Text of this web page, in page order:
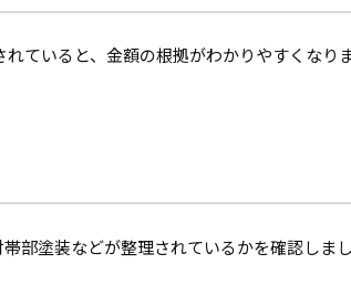
ていると、金額の根拠がわかりやすくなり
部塗装などが整理されているかを確認しまし